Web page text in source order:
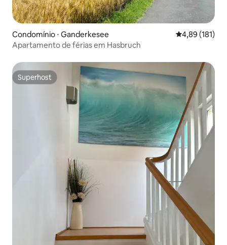
Condomínio ⋅ Ganderkesee 4,89 de uma
4,89 (181)
Apartamento de férias em Hasbruch
Superhost
Superhost